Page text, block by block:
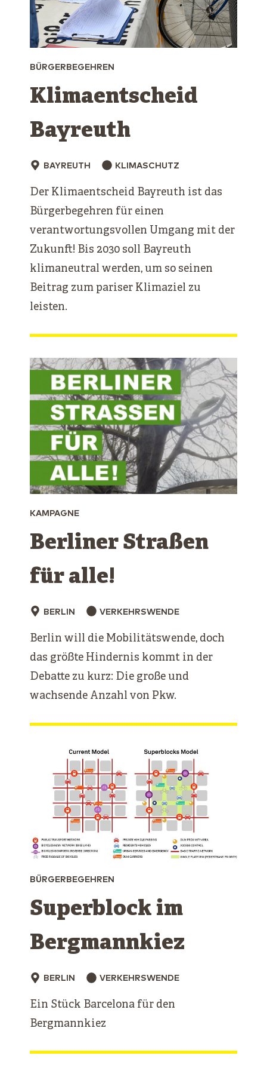
BÜRGERBEGEHREN
Klimaentscheid
Bayreuth
BAYREUTH KLIMASCHUTZ
Der Klimaentscheid Bayreuth ist das
Bürgerbegehren für einen
verantwortungsvollen Umgang mit der
Zukunft! Bis 2030 soll Bayreuth
klimaneutral werden, um so seinen
Beitrag zum pariser Klimaziel zu
leisten.
KAMPAGNE
Berliner ­Straßen
für ­alle!
BERLIN VERKEHRSWENDE
Berlin will die Mobilitätswende, doch
das größte Hindernis kommt in der
Debatte zu kurz: Die große und
wachsende Anzahl von Pkw.
BÜRGERBEGEHREN
Superblock im
Bergmannkiez
BERLIN VERKEHRSWENDE
Ein Stück Barcelona für den
Bergmannkiez